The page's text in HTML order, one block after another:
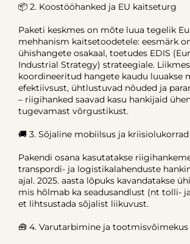
📦 2. Koostööhanked ja EU kaitseturg
Paketi keskmes on mõte luua tegelik
mehhanism kaitsetoodetele: eesmärk
ühishangete osakaal, toetudes EDIS
Industrial Strategy) strateegiale.
koordineeritud hangete kaudu luuakse
efektiivsust, ühtlustuvad nõuded ja
– riigihanked saavad kasu hankijaid
tugevamast võrgustikust.
🚚 3. Sõjaline mobiilsus ja kriisiolukorrad
Pakendi osana kasutatakse
transpordi- ja logistikalahenduste
ajal. 2025. aasta lõpuks kavandatakse
mis hõlmab ka seadusandlust (nt tolli‑
et lihtsustada sõjalist liikuvust.
🧰 4. Varutarbimine ja tootmisvõimekus